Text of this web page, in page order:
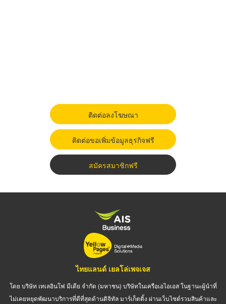
ติดต่อลงโฆษณา
ติดต่อขอเพิ่มข้อมูลธุรกิจฟรี
สมัครสมาชิกฟรี
ไทยแลนด์ เยลโล่เพจเจส
โดย บริษัท เทเลอินโฟ มีเดีย จำกัด (มหาชน) บริษัทในเครือเอไอเอส ในฐานะผู้นำที่
ไม่เคยหยุดพัฒนาบริการที่ดีที่สุดด้านดิจิทัล มาร์เก็ตติ้ง ผ่านเว็บไซต์รวมสินค้าและ